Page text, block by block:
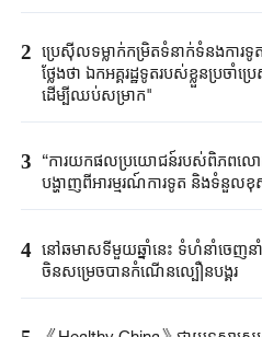
2 ប្រេស៊ីល​ទម្លាក់កម្រិត​ទំនាក់ទំនង​កា
ថ្លែងថា ​ឯកអគ្គរដ្ឋទូត​របស់ខ្លួន​ប្រចាំប្
ដើម្បីឈប់​សម្រាក"​
3
“ការយកផលប្រយោជន៍របស់ពិភពលោក
បង្ហាញពីអារម្មរណ៍ការទូត និងទំនួលខុ
4 នៅឆមាសទីមួយឆ្នាំនេះ ទំហំនាំចេញន
ចិនសម្រេចបានកំណើនល្បឿនបង្គួរ